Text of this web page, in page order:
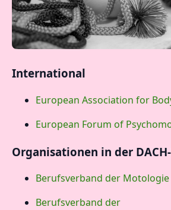
International
European Association for
European Forum of
Organisationen in der
Berufsverband der Motologie
Berufsverband der